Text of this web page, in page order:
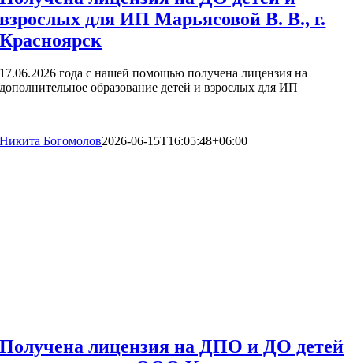
взрослых для ИП Марьясовой В. В., г.
Красноярск
17.06.2026 года с нашей помощью получена лицензия на
дополнительное образование детей и взрослых для ИП
Никита Богомолов2026-06-15T16:05:48+06:00
Получена лицензия на ДПО и ДО детей